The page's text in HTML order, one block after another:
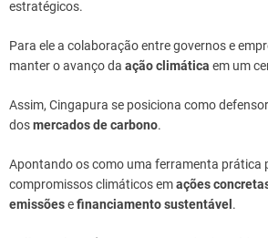
estratégicos.
Para ele a colaboração entre governos e
manter o avanço da ação climática em um
Assim, Cingapura se posiciona como
dosmercados de carbono.
Apontando os como uma ferramenta prática
compromissos climáticos emações
emissõesefinanciamento sustentável .